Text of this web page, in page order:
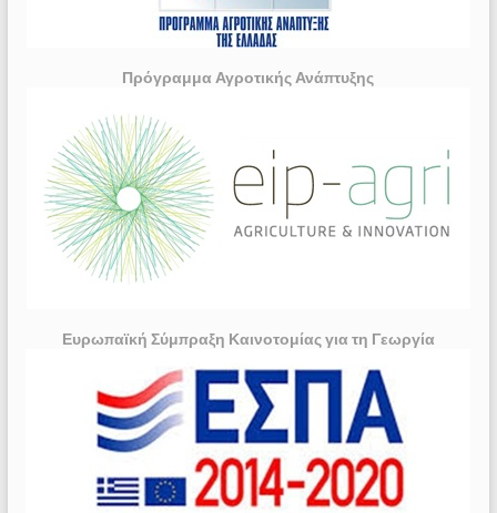
Πρόγραμμα Αγροτικής Ανάπτυξης
Ευρωπαϊκή Σύμπραξη Καινοτομίας για τη Γεωργία